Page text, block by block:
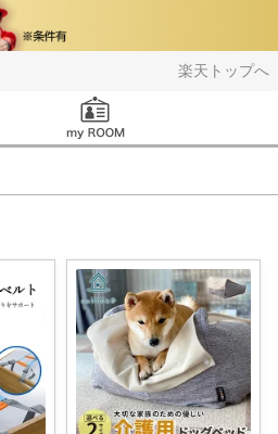
楽天トップへ